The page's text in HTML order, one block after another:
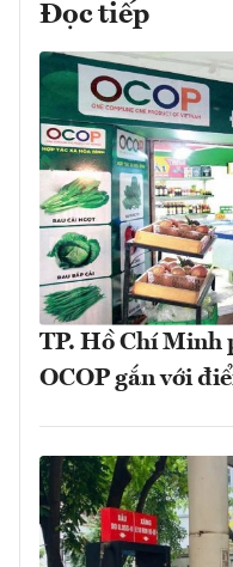
Đọc tiếp
TP. Hồ Chí Minh
OCOP gắn với